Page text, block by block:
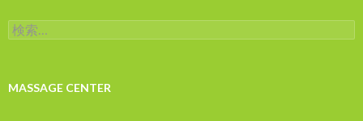
検
索:
MASSAGE CENTER